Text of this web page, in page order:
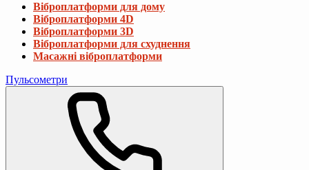
Віброплатформи для дому
Віброплатформи 4D
Віброплатформи 3D
Віброплатформи для схуднення
Масажні віброплатформи
Пульсометри